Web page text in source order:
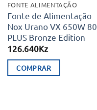
FONTE ALIMENTAÇÃO
Fonte de Alimentação
Nox Urano VX 650W 80
PLUS Bronze Edition
126.640Kz
COMPRAR